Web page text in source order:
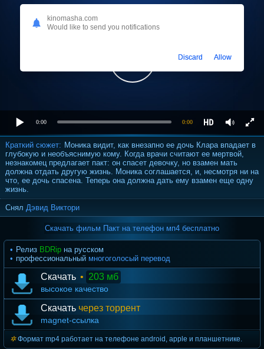
0:00 0:00
Краткий сюжет: Моника видит, как внезапно ее дочь Клара впадает в
глубокую и необъяснимую кому. Когда врачи считают ее мертвой,
незнакомец предлагает пакт: он спасет девочку, но взамен мать
должна отдать другую жизнь. Моника соглашается, и, несмотря ни на
что, ее дочь спасена. Теперь она должна дать ему взамен еще одну
жизнь.
Снял Дэвид Виктори
Скачать фильм Пакт на телефон мп4 бесплатно
Релиз BDRip на русском
профессиональный многоголосый перевод
Скачать • 203 мб
высокое качество
Скачать через торрент
magnet-ссылка
Формат mp4 работает на телефоне android, apple и планшетнике.
kinomasha.com
Would like to send you notifications
Discard Allow